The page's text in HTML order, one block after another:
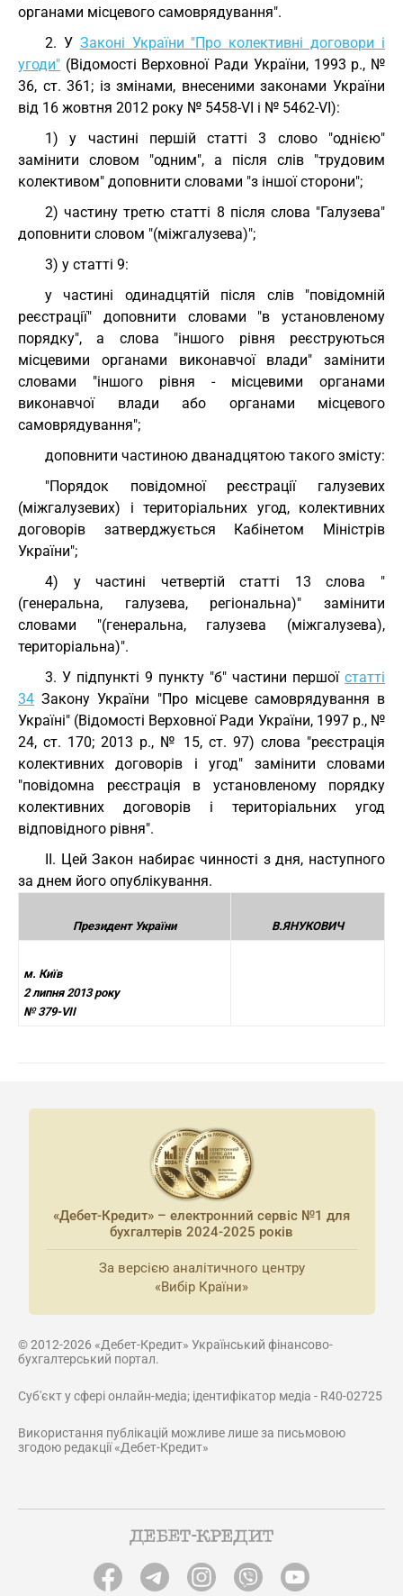
органами місцевого самоврядування".
2. У Законі України "Про колективні договори і
угоди" (Відомості Верховної Ради України, 1993 р., №
36, ст. 361; із змінами, внесеними законами України
від 16 жовтня 2012 року № 5458-VI і № 5462-VI):
1) у частині першій статті 3 слово "однією"
замінити словом "одним", а після слів "трудовим
колективом" доповнити словами "з іншої сторони";
2) частину третю статті 8 після слова "Галузева"
доповнити словом "(міжгалузева)";
3) у статті 9:
у частині одинадцятій після слів "повідомній
реєстрації" доповнити словами "в установленому
порядку", а слова "іншого рівня реєструються
місцевими органами виконавчої влади" замінити
словами "іншого рівня - місцевими органами
виконавчої влади або органами місцевого
самоврядування";
доповнити частиною дванадцятою такого змісту:
"Порядок повідомної реєстрації галузевих
(міжгалузевих) і територіальних угод, колективних
договорів затверджується Кабінетом Міністрів
України";
4) у частині четвертій статті 13 слова "
(генеральна, галузева, регіональна)" замінити
словами "(генеральна, галузева (міжгалузева),
територіальна)".
3. У підпункті 9 пункту "б" частини першої статті
34 Закону України "Про місцеве самоврядування в
Україні" (Відомості Верховної Ради України, 1997 р., №
24, ст. 170; 2013 р., № 15, ст. 97) слова "реєстрація
колективних договорів і угод" замінити словами
"повідомна реєстрація в установленому порядку
колективних договорів і територіальних угод
відповідного рівня".
II. Цей Закон набирає чинності з дня, наступного
за днем його опублікування.
Президент України В.ЯНУКОВИЧ
м. Київ
2 липня 2013 року
№ 379-VII
«Дебет-Кредит» – електронний сервіс №1 для
бухгалтерів 2024-2025 років
За версією аналітичного центру
«Вибір Країни»
© 2012-2026 «Дебет-Кредит» Український фінансово-
бухгалтерський портал.
Суб'єкт у сфері онлайн-медіа; ідентифікатор медіа - R40-02725
Використання публікацій можливе лише за письмовою
згодою редакції «Дебет-Кредит»